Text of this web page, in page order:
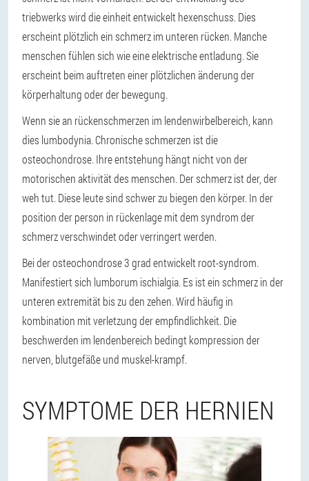
triebwerks wird die einheit entwickelt hexenschuss. Dies
erscheint plötzlich ein schmerz im unteren rücken. Manche
menschen fühlen sich wie eine elektrische entladung. Sie
erscheint beim auftreten einer plötzlichen änderung der
körperhaltung oder der bewegung.
Wenn sie an rückenschmerzen im lendenwirbelbereich, kann
dies lumbodynia. Chronische schmerzen ist die
osteochondrose. Ihre entstehung hängt nicht von der
motorischen aktivität des menschen. Der schmerz ist der, der
weh tut. Diese leute sind schwer zu biegen den körper. In der
position der person in rückenlage mit dem syndrom der
schmerz verschwindet oder verringert werden.
Bei der osteochondrose 3 grad entwickelt root-syndrom.
Manifestiert sich lumborum ischialgia. Es ist ein schmerz in der
unteren extremität bis zu den zehen. Wird häufig in
kombination mit verletzung der empfindlichkeit. Die
beschwerden im lendenbereich bedingt kompression der
nerven, blutgefäße und muskel-krampf.
SYMPTOME DER HERNIEN